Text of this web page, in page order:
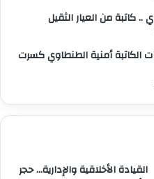
.. كاتبة من العيار الثقيل
الكاتبة أمنية الطنطاوي كسرت
القيادة الأخلاقية والإدارية… حجر